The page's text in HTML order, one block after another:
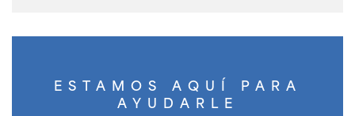
ESTAMOS AQUÍ PARA
AYUDARLE